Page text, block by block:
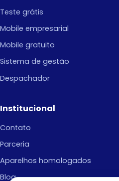
Teste grátis
Mobile empresarial
Mobile gratuito
Sistema de gestão
Despachador
Institucional
Contato
Parceria
Aparelhos homologados
Blog